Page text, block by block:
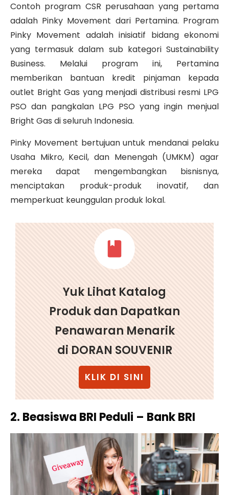
Contoh program CSR perusahaan yang pertama
adalah Pinky Movement dari Pertamina. Program
Pinky Movement adalah inisiatif bidang ekonomi
yang termasuk dalam sub kategori Sustainability
Business. Melalui program ini, Pertamina
memberikan bantuan kredit pinjaman kepada
outlet Bright Gas yang menjadi distribusi resmi LPG
PSO dan pangkalan LPG PSO yang ingin menjual
Bright Gas di seluruh Indonesia.
Pinky Movement bertujuan untuk mendanai pelaku
Usaha Mikro, Kecil, dan Menengah (UMKM) agar
mereka dapat mengembangkan bisnisnya,
menciptakan produk-produk inovatif, dan
memperkuat keunggulan produk lokal.
Yuk Lihat Katalog
Produk dan Dapatkan
Penawaran Menarik
di DORAN SOUVENIR
KLIK DI SINI
2. Beasiswa BRI Peduli – Bank BRI